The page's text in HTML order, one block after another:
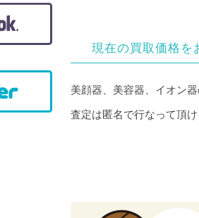
現在の買取価格を
美顔器、美容器、イオン
査定は匿名で行なって頂